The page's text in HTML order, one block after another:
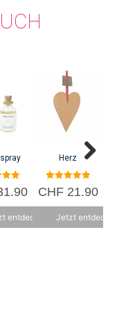
5
entdecken
Herz
5.00
von 5
CHF21.90
Jetzt